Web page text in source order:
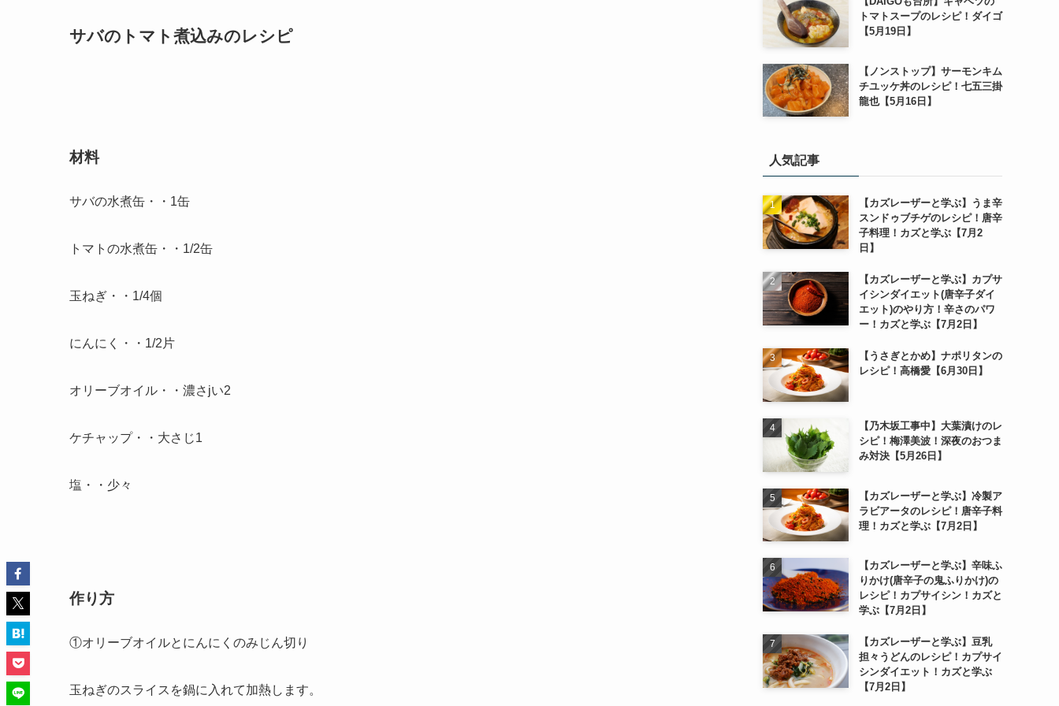
サバのトマト煮込みのレシピ
材料
サバの水煮缶・・1缶
トマトの水煮缶・・1/2缶
玉ねぎ・・1/4個
にんにく・・1/2片
オリーブオイル・・濃さjい2
ケチャップ・・大さじ1
塩・・少々
作り方
①オリーブオイルとにんにくのみじん切り
玉ねぎのスライスを鍋に入れて加熱します。
トマトスープのレシピ！ダイゴ
【5月19日】
【ノンストップ】サーモンキム
チユッケ丼のレシピ！七五三掛
龍也【5月16日】
人気記事
【カズレーザーと学ぶ】うま辛
スンドゥブチゲのレシピ！唐辛
子料理！カズと学ぶ【7月2
日】
【カズレーザーと学ぶ】カプサ
イシンダイエット(唐辛子ダイ
エット)のやり方！辛さのパワ
ー！カズと学ぶ【7月2日】
【うさぎとかめ】ナポリタンの
レシピ！高橋愛【6月30日】
【乃木坂工事中】大葉漬けのレ
シピ！梅澤美波！深夜のおつま
み対決【5月26日】
【カズレーザーと学ぶ】冷製ア
ラビアータのレシピ！唐辛子料
理！カズと学ぶ【7月2日】
【カズレーザーと学ぶ】辛味ふ
りかけ(唐辛子の鬼ふりかけ)の
レシピ！カプサイシン！カズと
学ぶ【7月2日】
【カズレーザーと学ぶ】豆乳
担々うどんのレシピ！カプサイ
シンダイエット！カズと学ぶ
【7月2日】